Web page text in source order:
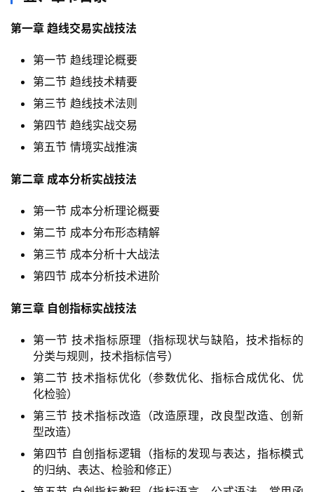
第一章 趋线交易实战技法
第一节 趋线理论概要
第二节 趋线技术精要
第三节 趋线技术法则
第四节 趋线实战交易
第五节 情境实战推演
第二章 成本分析实战技法
第一节 成本分析理论概要
第二节 成本分布形态精解
第三节 成本分析十大战法
第四节 成本分析技术进阶
第三章 自创指标实战技法
第一节 技术指标原理（指标现状与缺陷，技术指标的
分类与规则，技术指标信号）
第二节 技术指标优化（参数优化、指标合成优化、优
化检验）
第三节 技术指标改造（改造原理，改良型改造、创新
型改造）
第四节 自创指标逻辑（指标的发现与表达，指标模式
的归纳、表达、检验和修正）